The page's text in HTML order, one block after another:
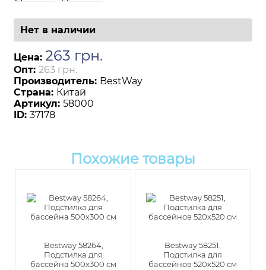
Нет в наличии
Цена: 263 грн.
Опт: 263 грн.
Производитель: BestWay
Страна: Китай
Артикул: 58000
ID: 37178
Похожие товары
Bestway 58264,
Подстилка для
бассейна 500х300 см
Bestway 58251,
Подстилка для
бассейнов 520х520 см